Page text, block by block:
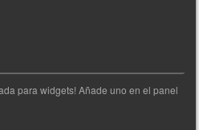
para widgets! Añade uno en el panel